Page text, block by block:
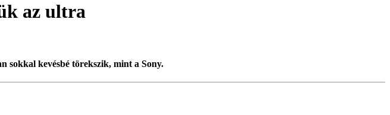
az ultra
sokkal kevésbé törekszik, mint a Sony.